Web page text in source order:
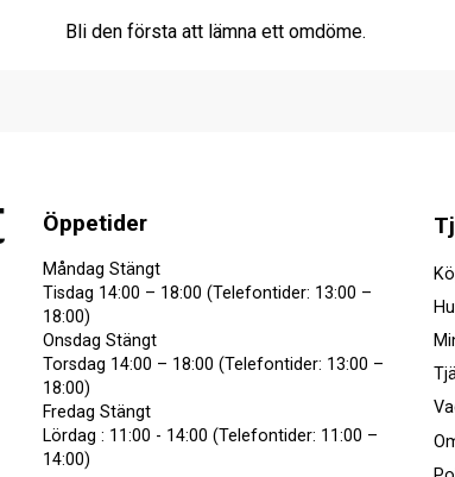
Bli den första att lämna ett omdöme.
Öppetider
Måndag Stängt
Tisdag 14:00 – 18:00 (Telefontider: 13:00 –
18:00)
Onsdag Stängt
Torsdag 14:00 – 18:00 (Telefontider: 13:00 –
18:00)
Fredag Stängt
Lördag : 11:00 - 14:00 (Telefontider: 11:00 –
14:00)